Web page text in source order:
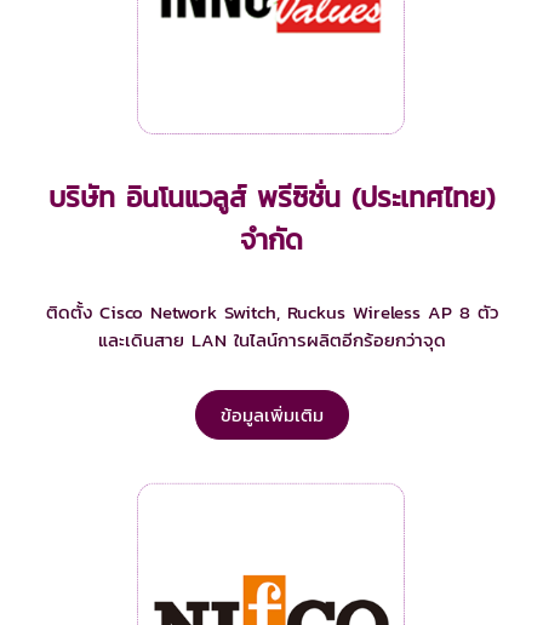
บริษัท อินโนแวลูส์ พรีซิชั่น (ประเทศไทย)
จำกัด
ติดตั้ง Cisco Network Switch, Ruckus Wireless AP 8 ตัว
และเดินสาย LAN ในไลน์การผลิตอีกร้อยกว่าจุด
ข้อมูลเพิ่มเติม